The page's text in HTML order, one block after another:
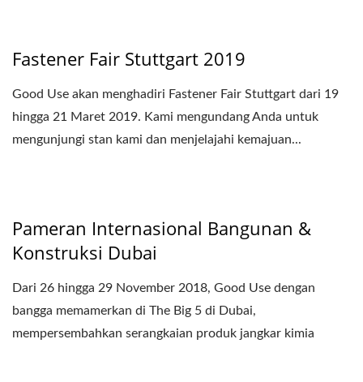
Fastener Fair Stuttgart 2019
Good Use akan menghadiri Fastener Fair Stuttgart dari 19
hingga 21 Maret 2019. Kami mengundang Anda untuk
mengunjungi stan kami dan menjelajahi kemajuan...
Pameran Internasional Bangunan &
Konstruksi Dubai
Dari 26 hingga 29 November 2018, Good Use dengan
bangga memamerkan di The Big 5 di Dubai,
mempersembahkan serangkaian produk jangkar kimia